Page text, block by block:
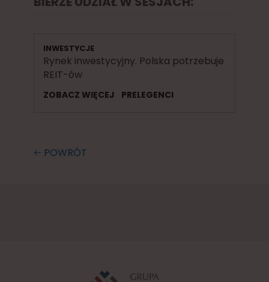
INWESTYCJE
Rynek inwestycyjny. Polska potrzebuje
REIT-ów
ZOBACZ WIĘCEJ PRELEGENCI
🡠 POWRÓT